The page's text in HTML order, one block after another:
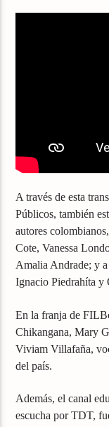
A través de esta
Públicos, también
autores
Cote, Vanessa
Amalia Andrade; y
Ignacio Piedrahíta y
En la franja de
Chikangana, Mary
Viviam Villafaña,
del país.
Además, el canal
escucha por TDT,